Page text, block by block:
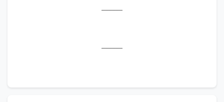
______
______